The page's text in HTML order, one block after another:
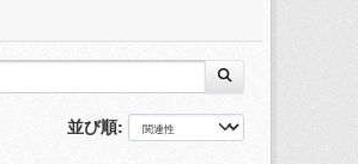
並び順